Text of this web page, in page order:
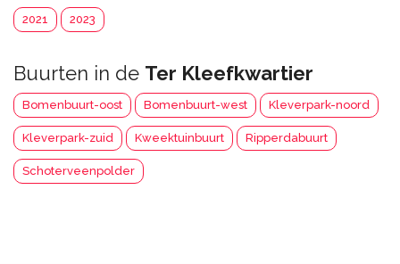
2021 2023
Buurten in de Ter Kleefkwartier
Bomenbuurt-oost Bomenbuurt-west Kleverpark-noord
Kleverpark-zuid Kweektuinbuurt Ripperdabuurt
Schoterveenpolder